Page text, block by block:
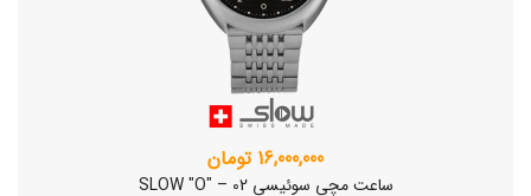
16,000,000 تومان
ساعت مچی سوئیسی SLOW "O" – 02